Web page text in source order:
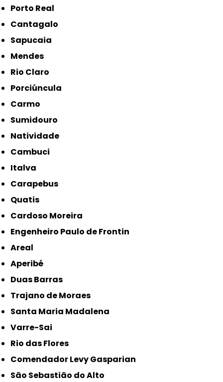
Porto Real
Cantagalo
Sapucaia
Mendes
Rio Claro
Porciúncula
Carmo
Sumidouro
Natividade
Cambuci
Italva
Carapebus
Quatis
Cardoso Moreira
Engenheiro Paulo de Frontin
Areal
Aperibé
Duas Barras
Trajano de Moraes
Santa Maria Madalena
Varre-Sai
Rio das Flores
Comendador Levy Gasparian
São Sebastião do Alto